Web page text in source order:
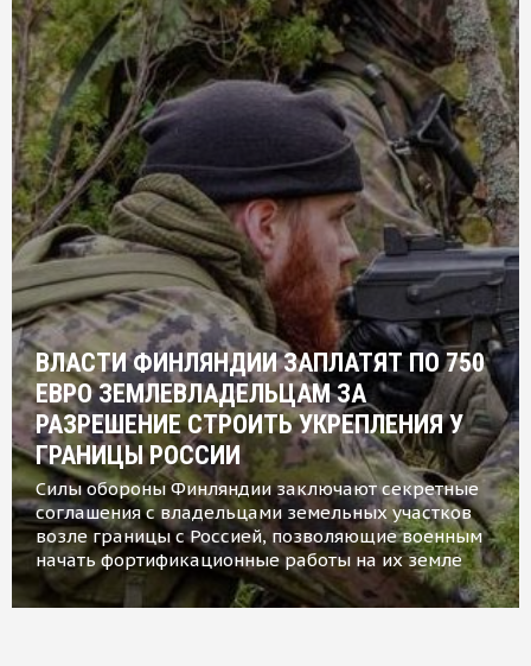
ВЛАСТИ ФИНЛЯНДИИ ЗАПЛАТЯТ ПО 750
ЕВРО ЗЕМЛЕВЛАДЕЛЬЦАМ ЗА
РАЗРЕШЕНИЕ СТРОИТЬ УКРЕПЛЕНИЯ У
ГРАНИЦЫ РОССИИ
Силы обороны Финляндии заключают секретные
соглашения с владельцами земельных участков
возле границы с Россией, позволяющие военным
начать фортификационные работы на их земле